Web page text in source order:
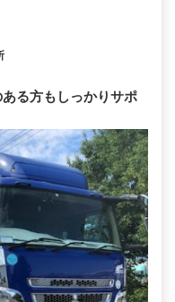
る方もしっかりサポ